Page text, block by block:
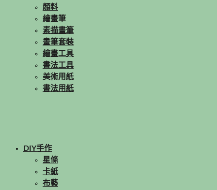
顏料
繪畫筆
素描畫筆
畫筆套裝
繪畫工具
書法工具
美術用紙
書法用紙
DIY手作
星條
卡紙
布藝